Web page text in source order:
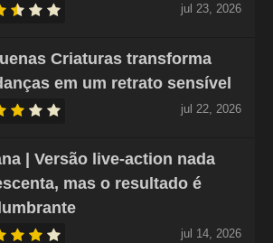
jul 23, 2026
Criaturas transforma
em um retrato sensível
jul 22, 2026
| Versão live-action nada
mas o resultado é
jul 14, 2026